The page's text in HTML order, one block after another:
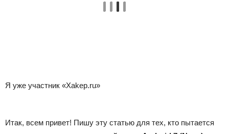
Я уже участник «Xakep.ru»
Итак, всем привет! Пишу эту статью для тех, кто пытается